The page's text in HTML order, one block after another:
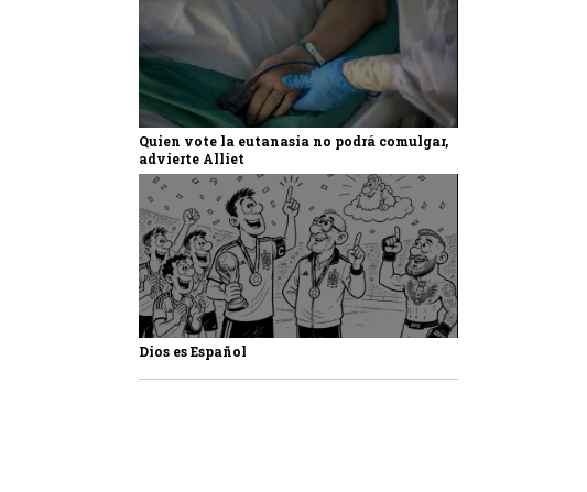
Quien vote la eutanasia no podrá comulgar,
advierte Alliet
Dios es Español